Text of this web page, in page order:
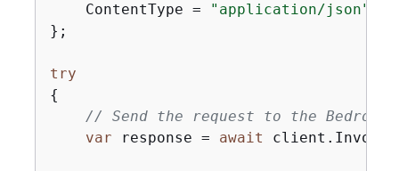
    ContentType =
"application/json"
};
try
{
// Send the request to the Bedrock
var response = await